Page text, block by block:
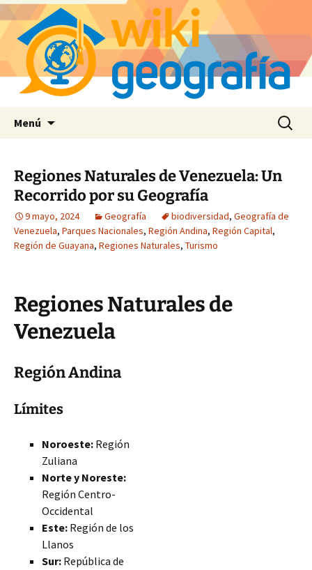
Menú Buscar:
Regiones Naturales de Venezuela: Un
Recorrido por su Geografía
9 mayo, 2024 Geografía biodiversidad, Geografía de
Venezuela, Parques Nacionales, Región Andina, Región Capital,
Región de Guayana, Regiones Naturales, Turismo
Regiones Naturales de
Venezuela
Región Andina
Límites
Noroeste: Región
Zuliana
Norte y Noreste:
Región Centro-
Occidental
Este: Región de los
Llanos
Sur: República de